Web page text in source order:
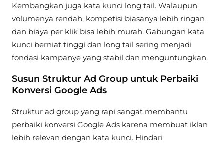
Kembangkan juga kata kunci long tail. Walaupun
volumenya rendah, kompetisi biasanya lebih ringan
dan biaya per klik bisa lebih murah. Gabungan kata
kunci berniat tinggi dan long tail sering menjadi
fondasi kampanye yang stabil dan menguntungkan.
Susun Struktur Ad Group untuk Perbaiki
Konversi Google Ads
Struktur ad group yang rapi sangat membantu
perbaiki konversi Google Ads karena membuat iklan
lebih relevan dengan kata kunci. Hindari